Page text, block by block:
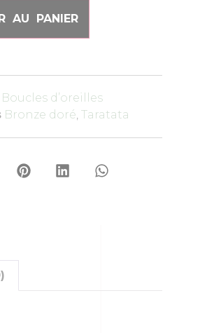
AU PANIER
Boucles d’oreilles
Bronze doré, Taratata